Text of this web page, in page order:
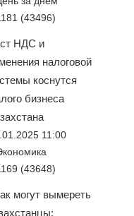
(43496)
НДС и
налоговой
коснутся
бизнеса
11:00
(43648)
могут вымереть